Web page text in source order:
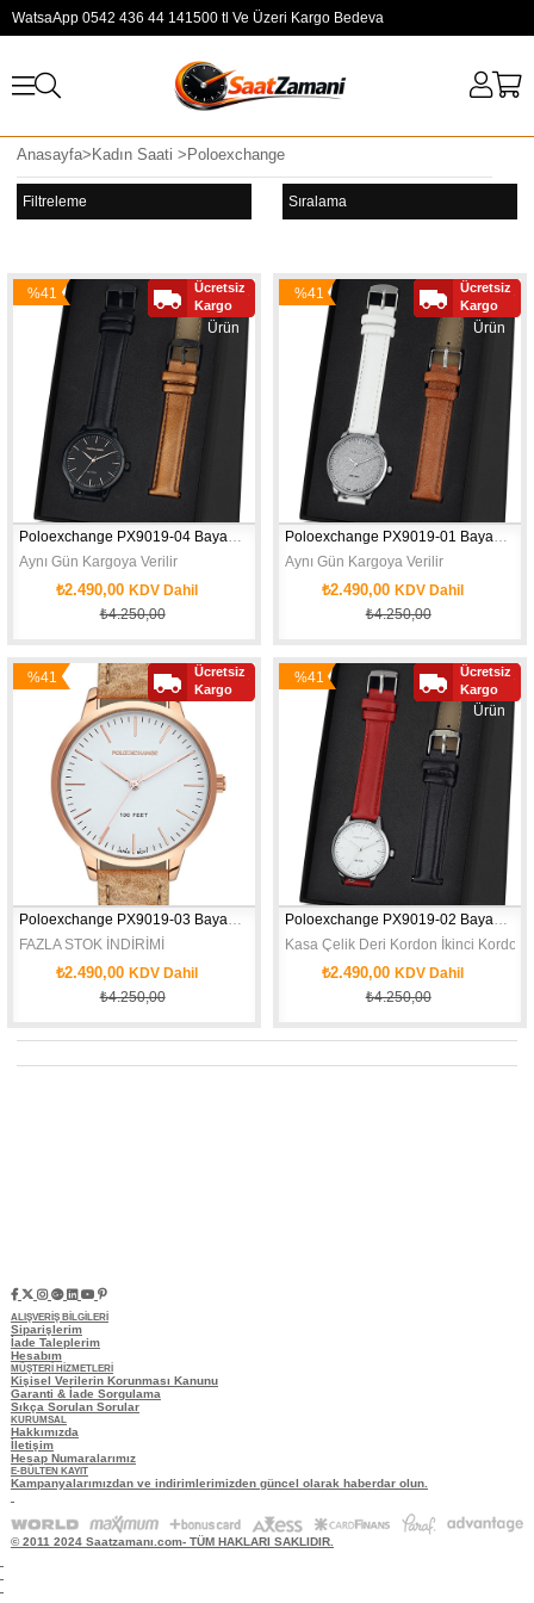
WatsaApp 0542 436 44 141500 tl Ve Üzeri Kargo Bedeva
Anasayfa> Kadın Saati > Poloexchange
Filtreleme Sıralama
Aynı Gün Kargoya Verilir
Kasa Çelik Deri Kordon İkinci Kordon Hediye 2 Yıl Garanti
Gerçek İndirim!
₺2.490,00 KDV Dahil
₺4.250,00
%41
İndirim
Ücretsiz
Kargo
Ürün
Aynı Gün Kargoya Verilir
Kasa Çelik Deri Kordon İkinci Kordon
₺2.490,00 KDV Dahil
₺4.250,00
%41
İndirim
Ücretsiz
Kargo
Ürün
FAZLA STOK İNDİRİMİ
Kasa Çelik Deri Kordon İkinci Kordon Hediye 2 Yıl Garanti
₺2.490,00 KDV Dahil
₺4.250,00
%41
Ücretsiz
Kargo
Yeni
Kasa Çelik Deri Kordon İkinci Kordon
FAZLA STOK İNDİRİMİ
₺2.490,00 KDV Dahil
₺4.250,00
%41
İndirim
Ücretsiz
Kargo
Yeni
Ürün
ALIŞVERİŞ BİLGİLERİ
Siparişlerim
İade Taleplerim
Hesabım
MÜŞTERİ HİZMETLERİ
Kişisel Verilerin Korunması Kanunu
Garanti & İade Sorgulama
Sıkça Sorulan Sorular
KURUMSAL
Hakkımızda
İletişim
Hesap Numaralarımız
E-BÜLTEN KAYIT
Kampanyalarımızdan ve indirimlerimizden güncel olarak haberdar olun.
© 2011 2024 Saatzamanı.com- TÜM HAKLARI SAKLIDIR.